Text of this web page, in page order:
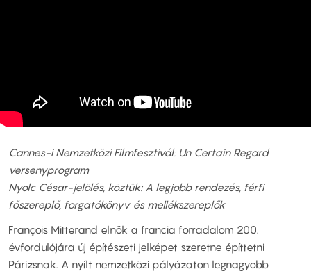
Cannes-i Nemzetközi Filmfesztivál: Un Certain Regard
versenyprogram
Nyolc César-jelölés, köztük: A legjobb rendezés, férfi
főszereplő, forgatókönyv és mellékszereplők
François Mitterand elnök a francia forradalom 200.
évfordulójára új építészeti jelképet szeretne építtetni
Párizsnak. A nyílt nemzetközi pályázaton legnagyobb